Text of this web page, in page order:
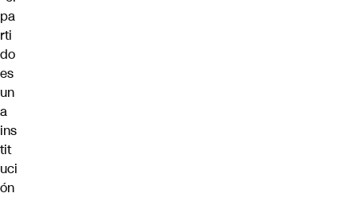
pa
rti
do
es
un
a
ins
tit
uci
ón